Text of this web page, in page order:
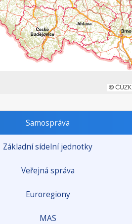
Samospráva
Základní sídelní jednotky
Veřejná správa
Euroregiony
MAS